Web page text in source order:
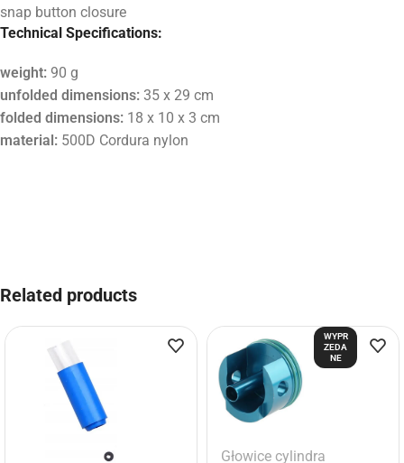
snap button closure
Technical Specifications:
weight: 90 g
unfolded dimensions: 35 x 29 cm
folded dimensions: 18 x 10 x 3 cm
material: 500D Cordura nylon
Related products
WYPR
ZEDA
NE
Głowice cylindra